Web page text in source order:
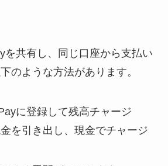
を共有し、同じ口座から支払い
のような方法があります。
に登録して残高チャージ
を引き出し、現金でチャージ